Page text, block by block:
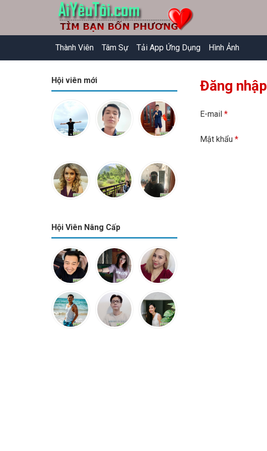
Thành Viên Tâm Sự Tải App Ứng Dụng Hình Ảnh
Hội viên mới
Hội Viên Nâng Cấp
Đăng nhập
E-mail *
Mật khẩu *